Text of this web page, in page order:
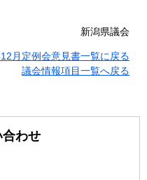
新潟県議会
月定例会意見書一覧に戻る
議会情報項目一覧へ戻る
合わせ